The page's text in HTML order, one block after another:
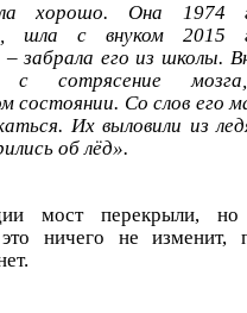
хорошо. Она 1974
шла с внуком 2015
забрала его из школы.
с сотрясение
состоянии. Со слов его
Их выловили из
об лёд».
мост перекрыли, но
ничего не изменит,